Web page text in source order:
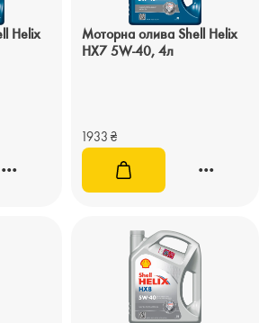
Helix
Моторна олива Shell Helix
HX7 5W-40, 4л
1933 ₴